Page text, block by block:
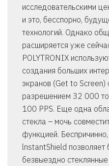
исследовательскими
и это, бесспорно,
технологий. Однако
расширяется уже
POLYТRONIX
создания больших
экранов (Get to Screen)
разрешением 32 000
100 PPS. Еще одна
стекла – мочь
функцией.
lnstantShield позволяет
безвыездно